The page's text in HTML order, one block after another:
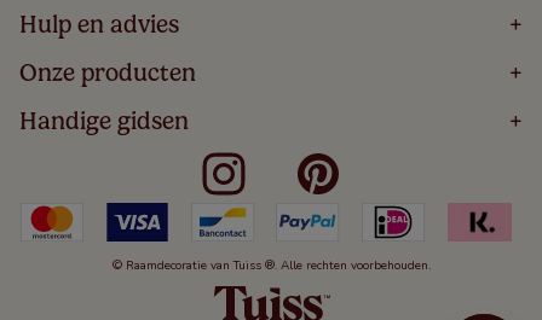
Home
Over
Bestellen
Winacties
Veelgestelde Vragen
Hulp en advies +
Volg Je Bestelling
Levering
5 Jaar Garantie
Algemene Voorwaarden
Kindveiligheid
Cookies
Herroepingsrecht
Onze producten +
Houten Jaloezieën
Rolgordijnen
Verticale Jaloezieën
Duo Rolgordijnen
Duo Plisségordijnen
Handige gidsen +
Meten Voor Raamdecoratie
Badkamer Raamdecoratie
Slaapkamer Raamdecoratie
Keuken Raamdecoratie
De Jaloezieën Gids
Jaloezieënwoordenboek
© Raamdecoratie van Tuiss ®. Alle rechten voorbehouden.